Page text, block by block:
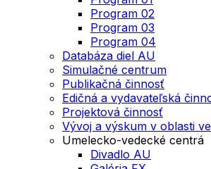
Program 02
Program 03
Program 04
Databáza diel AU
Simulačné centrum
Publikačná činnosť
Edičná a vydavateľská
Projektová činnosť
Vývoj a výskum v oblasti
Umelecko-vedecké centrá
Divadlo AU